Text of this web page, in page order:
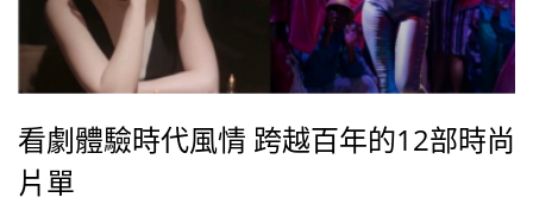
看劇體驗時代風情 跨越百年的12部時尚
片單